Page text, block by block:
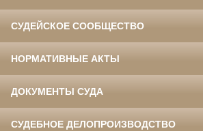
СУДЕЙСКОЕ СООБЩЕСТВО
НОРМАТИВНЫЕ АКТЫ
ДОКУМЕНТЫ СУДА
СУДЕБНОЕ ДЕЛОПРОИЗВОДСТВО